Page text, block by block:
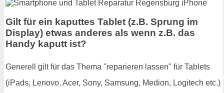
Gilt für ein kaputtes Tablet (z.B. Sprung im
Display) etwas anderes als wenn z.B. das
Handy kaputt ist?
Generell gilt für das Thema "reparieren lassen" für Tablets
(iPads, Lenovo, Acer, Sony, Samsung, Medion, Logitech etc.)